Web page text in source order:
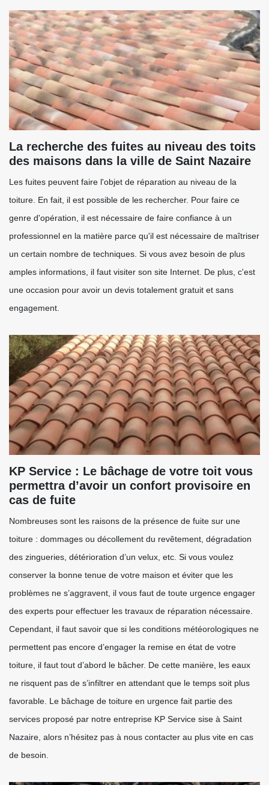
La recherche des fuites au niveau des toits
des maisons dans la ville de Saint Nazaire
Les fuites peuvent faire l'objet de réparation au niveau de la
toiture. En fait, il est possible de les rechercher. Pour faire ce
genre d'opération, il est nécessaire de faire confiance à un
professionnel en la matière parce qu'il est nécessaire de maîtriser
un certain nombre de techniques. Si vous avez besoin de plus
amples informations, il faut visiter son site Internet. De plus, c'est
une occasion pour avoir un devis totalement gratuit et sans
engagement.
KP Service : Le bâchage de votre toit vous
permettra d’avoir un confort provisoire en
cas de fuite
Nombreuses sont les raisons de la présence de fuite sur une
toiture : dommages ou décollement du revêtement, dégradation
des zingueries, détérioration d’un velux, etc. Si vous voulez
conserver la bonne tenue de votre maison et éviter que les
problèmes ne s’aggravent, il vous faut de toute urgence engager
des experts pour effectuer les travaux de réparation nécessaire.
Cependant, il faut savoir que si les conditions météorologiques ne
permettent pas encore d’engager la remise en état de votre
toiture, il faut tout d’abord le bâcher. De cette manière, les eaux
ne risquent pas de s’infiltrer en attendant que le temps soit plus
favorable. Le bâchage de toiture en urgence fait partie des
services proposé par notre entreprise KP Service sise à Saint
Nazaire, alors n’hésitez pas à nous contacter au plus vite en cas
de besoin.